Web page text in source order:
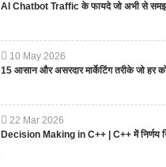
AI Chatbot Traffic के फायदे जो अभी से
10 May 2026
15 आसान और असरदार मार्केटिंग तरीके जो हर
22 Mar 2026
Decision Making in C++ | C++ में निर्णय